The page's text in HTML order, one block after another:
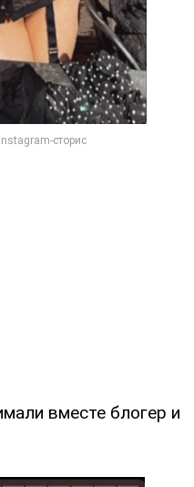
вместе блогер и